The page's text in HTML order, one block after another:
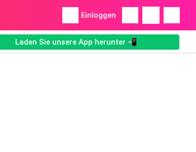
Einloggen
Laden Sie unsere App herunter 📲